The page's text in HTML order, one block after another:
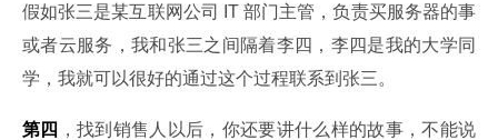
假如张三是某互联网公司 IT 部门主管，负责买服务器的事
或者云服务，我和张三之间隔着李四，李四是我的大学同
学，我就可以很好的通过这个过程联系到张三。
第四 ，找到销售人以后，你还要讲什么样的故事，不能说